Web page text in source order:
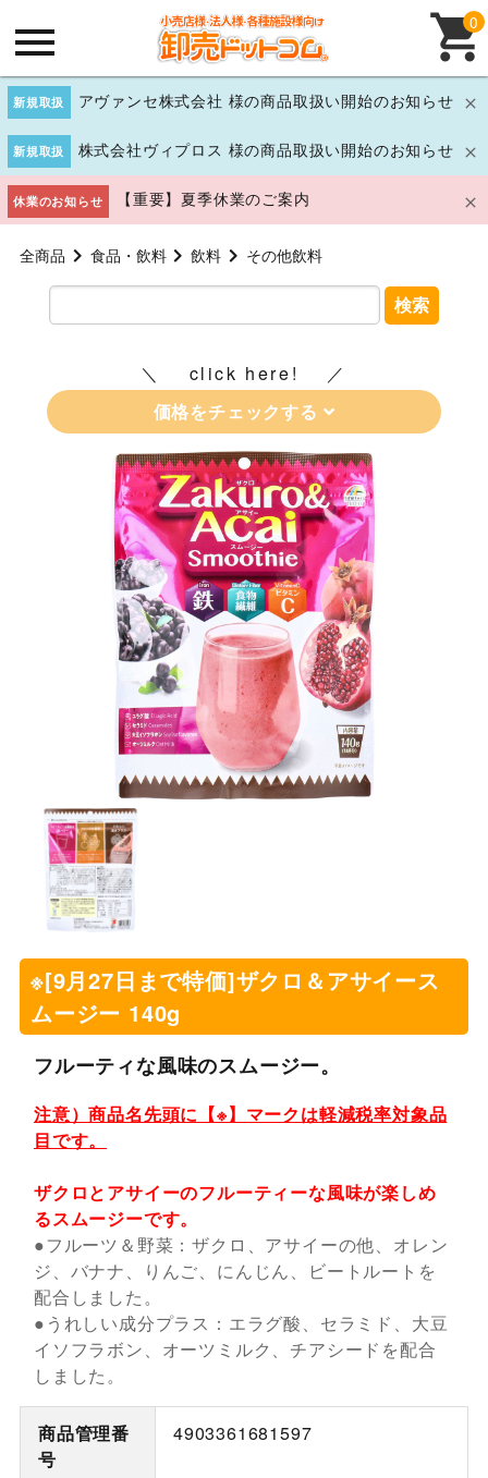
新規取扱 アヴァンセ株式会社 様の商品取扱い開始のお知らせ
新規取扱 株式会社ヴィプロス 様の商品取扱い開始のお知らせ
休業のお知らせ 【重要】夏季休業のご案内
0
全商品 食品・飲料 飲料 その他飲料
検索
click here!
価格をチェックする
※[9月27日まで特価]ザクロ＆アサイース
ムージー 140g
フルーティな風味のスムージー。
注意）商品名先頭に【※】マークは軽減税率対象品
目です。
ザクロとアサイーのフルーティーな風味が楽しめ
るスムージーです。
●フルーツ＆野菜：ザクロ、アサイーの他、オレン
ジ、バナナ、りんご、にんじん、ビートルートを
配合しました。
●うれしい成分プラス：エラグ酸、セラミド、大豆
イソフラボン、オーツミルク、チアシードを配合
しました。
商品管理番
号
4903361681597